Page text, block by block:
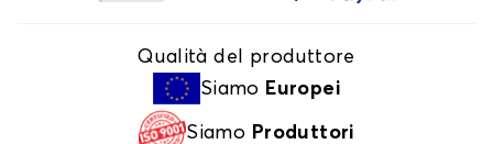
Qualità del produttore
Siamo Europei
Siamo Produttori